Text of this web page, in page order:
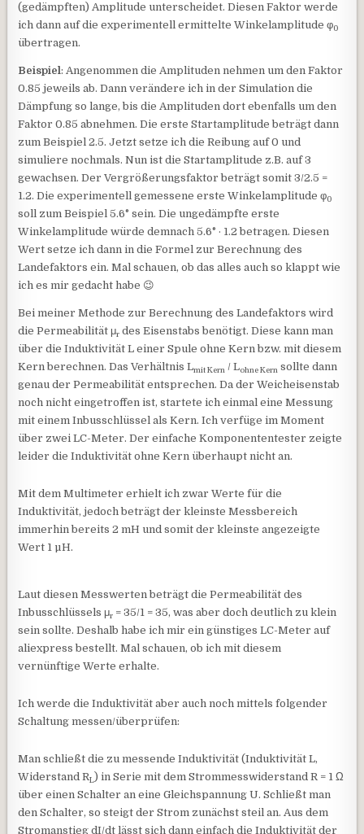
(gedämpften) Amplitude unterscheidet. Diesen Faktor werde
ich dann auf die experimentell ermittelte Winkelamplitude φ0
übertragen.
Beispiel: Angenommen die Amplituden nehmen um den Faktor
0.85 jeweils ab. Dann verändere ich in der Simulation die
Dämpfung so lange, bis die Amplituden dort ebenfalls um den
Faktor 0.85 abnehmen. Die erste Startamplitude beträgt dann
zum Beispiel 2.5. Jetzt setze ich die Reibung auf 0 und
simuliere nochmals. Nun ist die Startamplitude z.B. auf 3
gewachsen. Der Vergrößerungsfaktor beträgt somit 3/2.5 =
1.2. Die experimentell gemessene erste Winkelamplitude φ0
soll zum Beispiel 5.6° sein. Die ungedämpfte erste
Winkelamplitude würde demnach 5.6° · 1.2 betragen. Diesen
Wert setze ich dann in die Formel zur Berechnung des
Landefaktors ein. Mal schauen, ob das alles auch so klappt wie
ich es mir gedacht habe 😉
Bei meiner Methode zur Berechnung des Landefaktors wird
die Permeabilität μr des Eisenstabs benötigt. Diese kann man
über die Induktivität L einer Spule ohne Kern bzw. mit diesem
Kern berechnen. Das Verhältnis Lmit Kern / Lohne Kern sollte dann
genau der Permeabilität entsprechen. Da der Weicheisenstab
noch nicht eingetroffen ist, startete ich einmal eine Messung
mit einem Inbusschlüssel als Kern. Ich verfüge im Moment
über zwei LC-Meter. Der einfache Komponententester zeigte
leider die Induktivität ohne Kern überhaupt nicht an.
Mit dem Multimeter erhielt ich zwar Werte für die
Induktivität, jedoch beträgt der kleinste Messbereich
immerhin bereits 2 mH und somit der kleinste angezeigte
Wert 1 µH.
Laut diesen Messwerten beträgt die Permeabilität des
Inbusschlüssels μr = 35/1 = 35, was aber doch deutlich zu klein
sein sollte. Deshalb habe ich mir ein günstiges LC-Meter auf
aliexpress bestellt. Mal schauen, ob ich mit diesem
vernünftige Werte erhalte.
Ich werde die Induktivität aber auch noch mittels folgender
Schaltung messen/überprüfen:
Man schließt die zu messende Induktivität (Induktivität L,
Widerstand RL) in Serie mit dem Strommesswiderstand R = 1 Ω
über einen Schalter an eine Gleichspannung U. Schließt man
den Schalter, so steigt der Strom zunächst steil an. Aus dem
Stromanstieg dI/dt lässt sich dann einfach die Induktivität der